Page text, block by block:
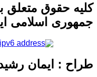
حقوق متعلق به
اسلامی ایران
: ایمان رشیدی